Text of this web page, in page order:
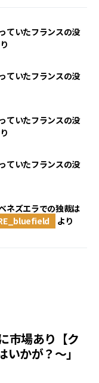
ていたフランスの没
ていたフランスの没
ていたフランスの没
ていたフランスの没
ネズエラでの独裁は
より
市場あり【ク
かが？～」